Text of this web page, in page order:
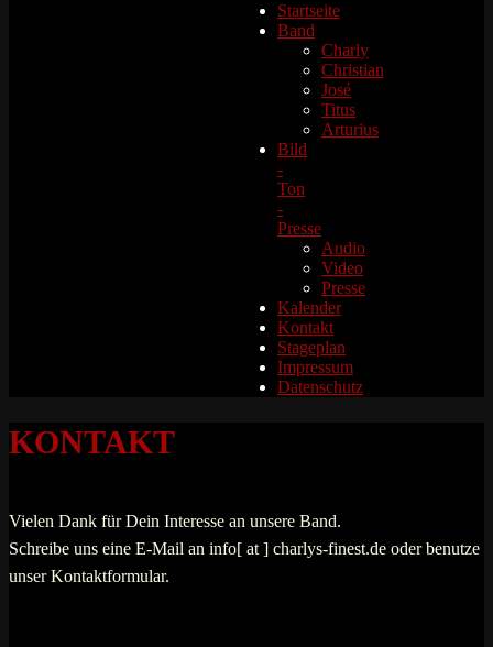
Startseite
Band
Charly
Christian
José
Titus
Arturius
Bild
-
Ton
-
Presse
Audio
Video
Presse
Kalender
Kontakt
Stageplan
Impressum
Datenschutz
KONTAKT
Vielen Dank für Dein Interesse an unsere Band.
Schreibe uns eine E-Mail an info[ at ] charlys-finest.de oder benutze
unser Kontaktformular.